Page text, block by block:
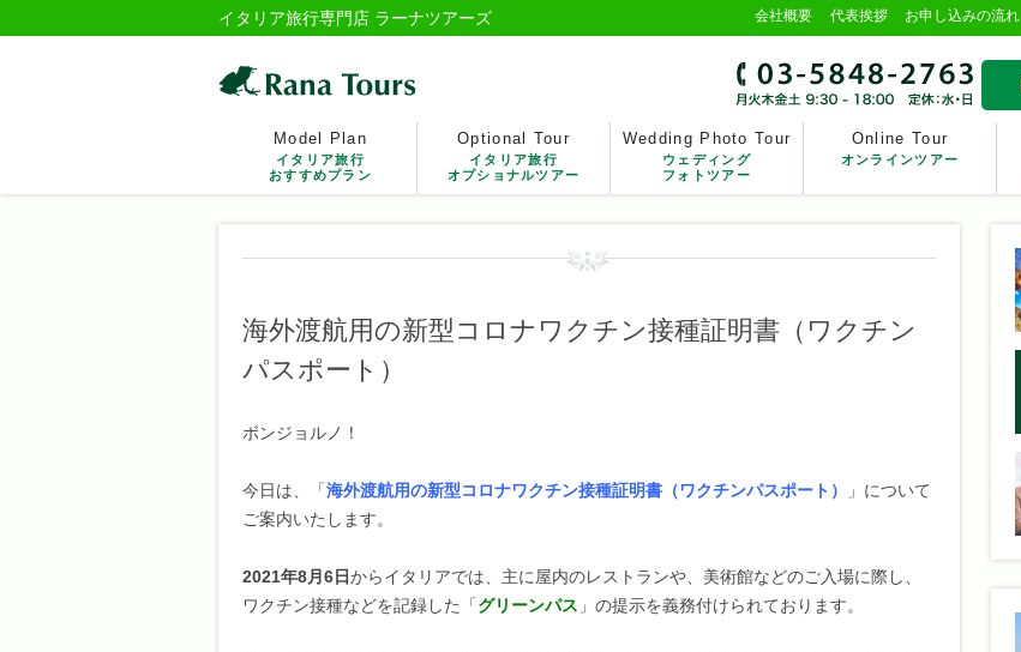
イタリア旅行専門店 ラーナツアーズ 会社概要 代表挨拶 お申し込みの流れ
Model Plan
イタリア旅行
おすすめプラン
Optional Tour
イタリア旅行
オプショナルツアー
Wedding Photo Tour
ウェディング
フォトツアー
Online Tour
オンラインツアー
海外渡航用の新型コロナワクチン接種証明書（ワクチン
パスポート）
ボンジョルノ！
今日は、「海外渡航用の新型コロナワクチン接種証明書（ワクチンパスポート）
」について
ご案内いたします。
2021年8月6日からイタリアでは、主に屋内のレストランや、美術館などのご入場に際し、
ワクチン接種などを記録した「グリーンパス 」の提示を義務付けられております。